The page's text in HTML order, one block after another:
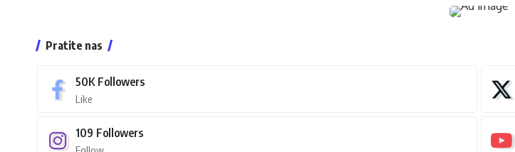
Pratite nas
50K Followers
Like
109 Followers